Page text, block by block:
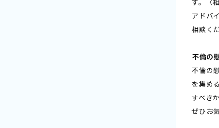
す。〈
アドバ
相談く
――不倫
不倫の
を集め
すべき
ぜひお